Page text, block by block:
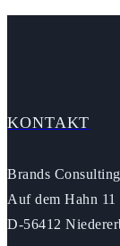
KONTAKT
Brands Consulting
Auf dem Hahn 11
D-56412